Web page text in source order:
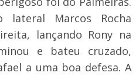
Marcos Rocha
lançando Rony na
e bateu cruzado,
a uma boa defesa. A